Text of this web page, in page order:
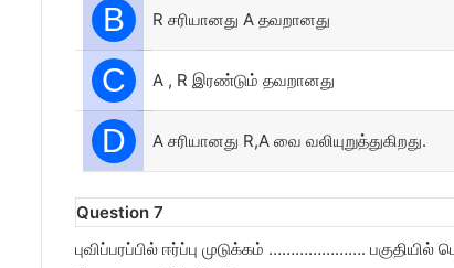
B R சரியானது A தவறானது
C A , R இரண்டும் தவறானது
D A சரியானது R,A வை வலியுறுத்துகிறது.
Question 7
புவிப்பரப்பில் ஈர்ப்பு முடுக்கம் ………………….